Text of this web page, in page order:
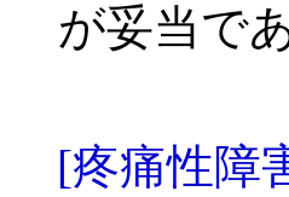
が妥当で
[疼痛性障